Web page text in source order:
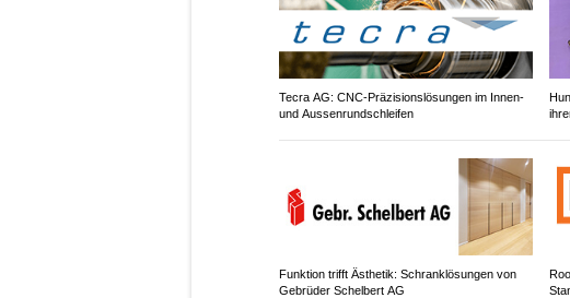
Tecra AG: CNC-Präzisionslösungen im Innen-
und Aussenrundschleifen
Funktion trifft Ästhetik: Schranklösungen von
Gebrüder Schelbert AG